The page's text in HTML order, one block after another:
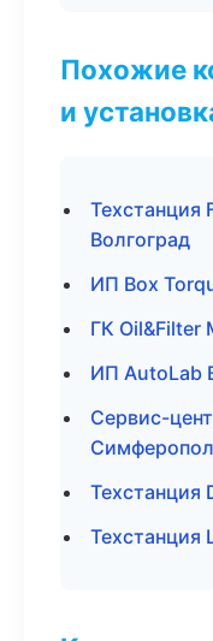
Похожие
и
Техстанция
Волгоград
ИП Box
ГК
ИП AutoLab
Сервис-
Техстанция
Техстанция